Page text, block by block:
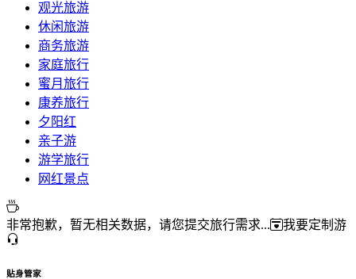
观光旅游
休闲旅游
商务旅游
家庭旅行
蜜月旅行
康养旅行
夕阳红
亲子游
游学旅行
网红景点
非常抱歉，暂无相关数据，请您提交旅行需求... 我要定制游
贴身管家